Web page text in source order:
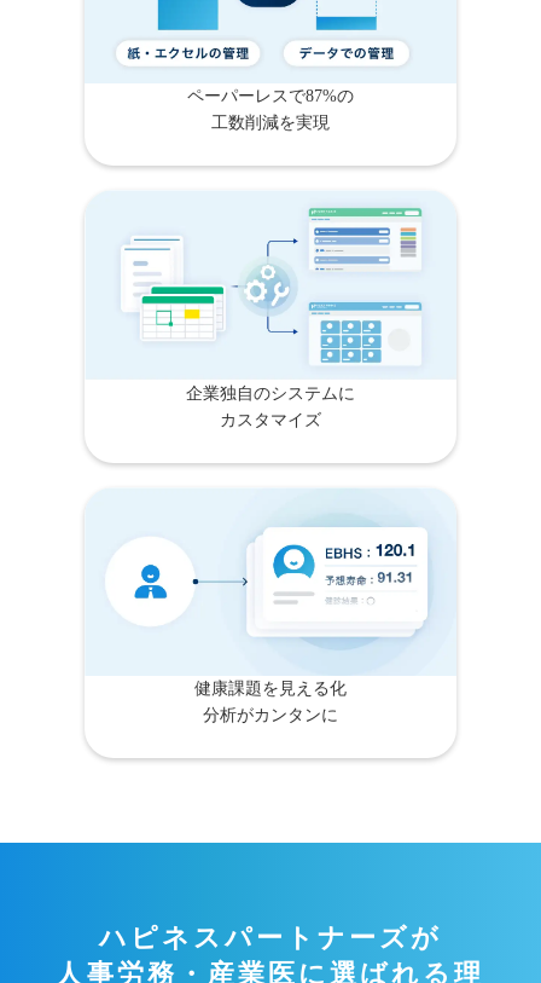
ペーパーレスで87%の
工数削減を実現
企業独自のシステムに
カスタマイズ
健康課題を見える化
分析がカンタンに
ハピネスパートナーズが
人事労務・産業医に選ばれる理